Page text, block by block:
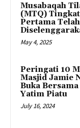
Musabaqah
(MTQ)
Pertama
May 4, 2025
Peringati 10
Masjid Jamie
Buka
Yatim Piatu
July 16, 2024